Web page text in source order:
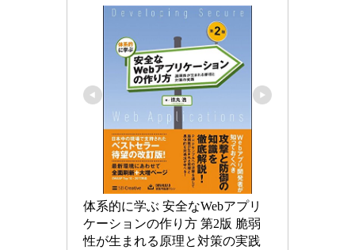
体系的に学ぶ 安全なWebアプリ
ケーションの作り方 第2版 脆弱
性が生まれる原理と対策の実践